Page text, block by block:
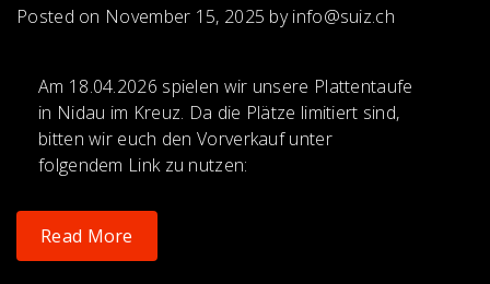
Posted on November 15, 2025 byinfo@suiz.ch
Am 18.04.2026 spielen wir unsere Plattentaufe
in Nidau im Kreuz. Da die Plätze limitiert sind,
bitten wir euch den Vorverkauf unter
folgendem Link zu nutzen:
Read More